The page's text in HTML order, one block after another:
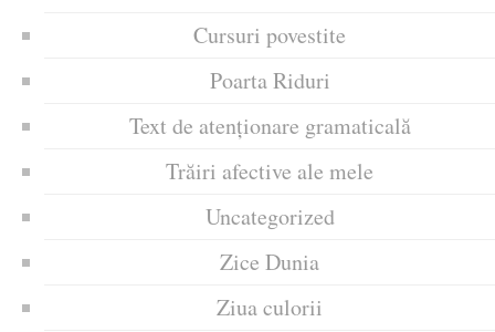
Cursuri povestite
Poarta Riduri
Text de atenționare gramaticală
Trăiri afective ale mele
Uncategorized
Zice Dunia
Ziua culorii